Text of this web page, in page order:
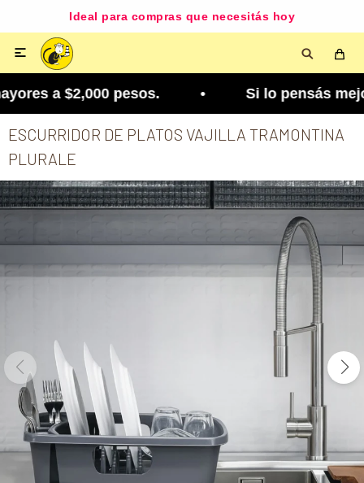
Ideal para compras que necesitás hoy

a $2,000 pesos. • Si lo pensás mejor,
ESCURRIDOR DE PLATOS VAJILLA TRAMONTINA
PLURALE